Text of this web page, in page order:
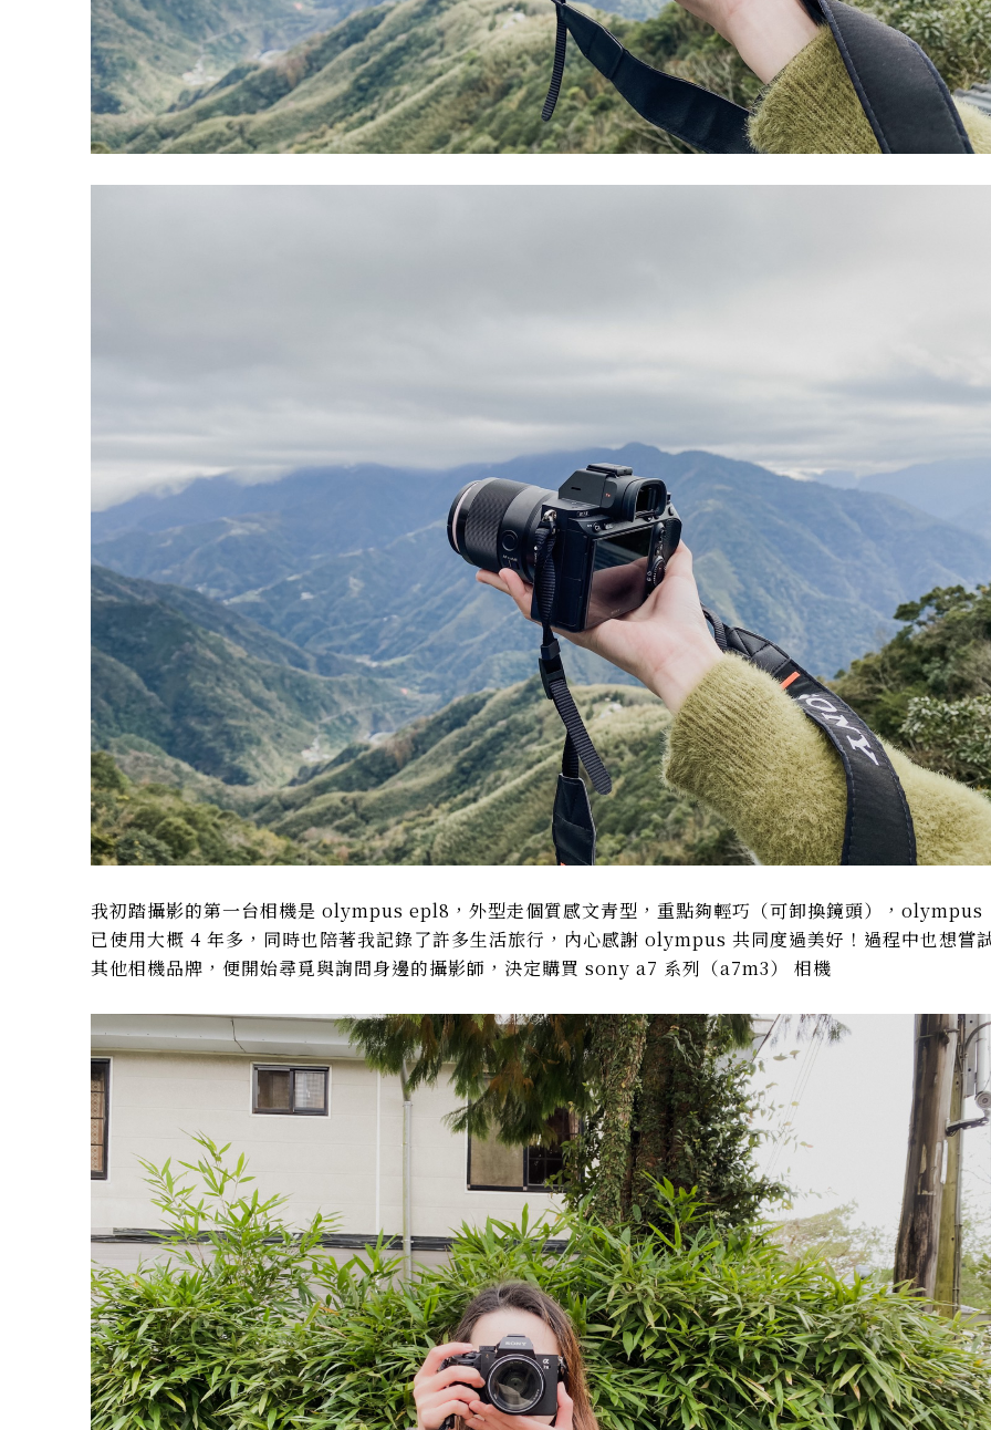
我初踏攝影的第一台相機是 olympus epl8，外型走個質感文青型，重點夠輕巧（可卸換鏡頭），olympus
已使用大概 4 年多，同時也陪著我記錄了許多生活旅行，內心感謝 olympus 共同度過美好！過程中也想嘗
其他相機品牌，便開始尋覓與詢問身邊的攝影師，決定購買 sony a7 系列（a7m3） 相機